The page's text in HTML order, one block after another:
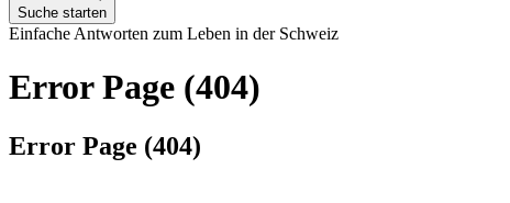
Suche starten
Einfache Antworten zum Leben in der Schweiz
Error Page (404)
Error Page (404)